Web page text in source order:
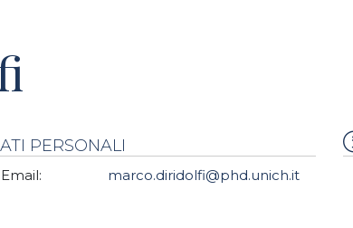
PERSONALI
Email: marco.diridolfi@phd.unich.it